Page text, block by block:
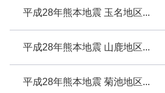
平成28年熊本地震 玉名地区...
平成28年熊本地震 山鹿地区...
平成28年熊本地震 菊池地区...